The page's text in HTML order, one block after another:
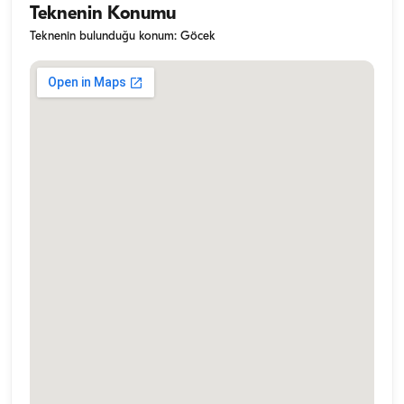
Teknenin Konumu
Teknenin bulunduğu konum: Göcek